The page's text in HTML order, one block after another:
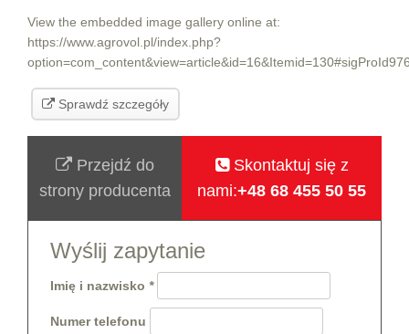
View the embedded image gallery online at:
https://www.agrovol.pl/index.php?
Sprawdź szczegóły
Przejdź do
strony producenta
Skontaktuj się z
nami:+48 68 455 50 55
Wyślij zapytanie
Imię i nazwisko
Numer telefonu